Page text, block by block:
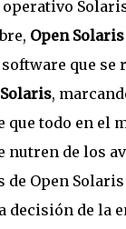
Open Solaris
que se
,
que todo en el
nutren de los
de Open
decisión de la